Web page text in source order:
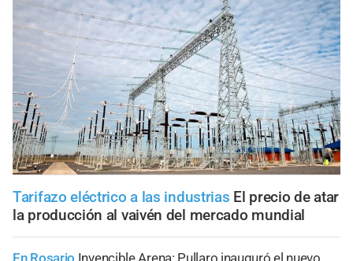
Tarifazo eléctrico a las industrias El precio de atar
la producción al vaivén del mercado mundial
En Rosario Invencible Arena: Pullaro inauguró el nuevo